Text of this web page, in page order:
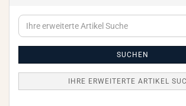
Ihre
erweiterte
SUCHEN
IHRE ERWEITERTE ARTIKEL